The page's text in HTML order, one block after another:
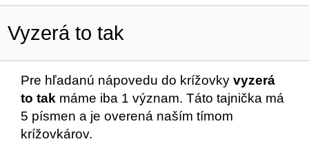
Vyzerá to tak
Pre hľadanú nápovedu do krížovky vyzerá
to tak máme iba 1 význam. Táto tajnička má
5 písmen a je overená naším tímom
krížovkárov.